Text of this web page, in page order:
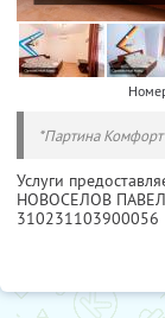
*Партина Комфорт
Услуги
НОВОСЕЛОВ
310231103900056